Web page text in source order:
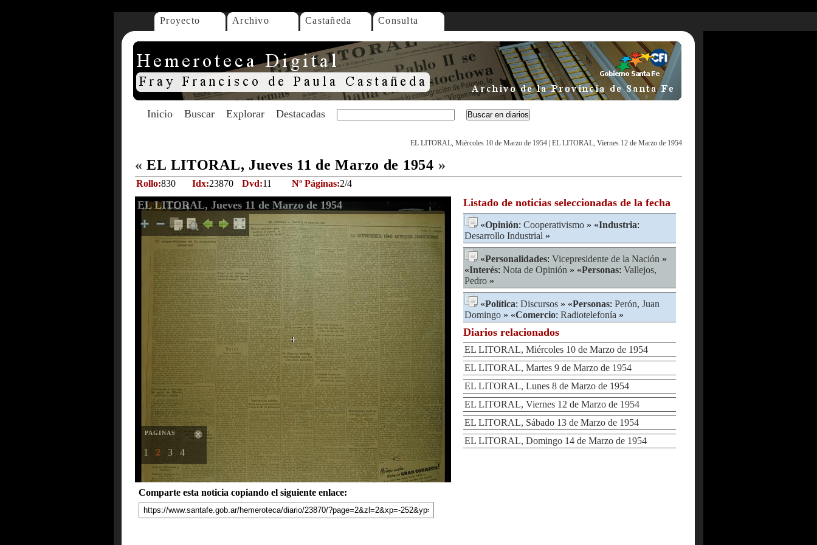
Proyecto Archivo Castañeda Consulta
Inicio Buscar Explorar Destacadas
EL LITORAL, Miércoles 10 de Marzo de 1954 EL LITORAL, Viernes 12 de Marzo de 1954
« EL LITORAL, Jueves 11 de Marzo de 1954 »
Rollo:830 Idx:23870 Dvd:11 Nº Páginas:2/4
EL LITORAL, Jueves 11 de Marzo de 1954
PAGINAS
1 2 3 4
Comparte esta noticia copiando el siguiente enlace:
Listado de noticias seleccionadas de la fecha
«Opinión: Cooperativismo » «Industria:
Desarrollo Industrial »
«Personalidades: Vicepresidente de la Nación »
«Interés: Nota de Opinión » «Personas: Vallejos,
Pedro »
«Política: Discursos » «Personas: Perón, Juan
Domingo » «Comercio: Radiotelefonía »
Diarios relacionados
EL LITORAL, Miércoles 10 de Marzo de 1954
EL LITORAL, Martes 9 de Marzo de 1954
EL LITORAL, Lunes 8 de Marzo de 1954
EL LITORAL, Viernes 12 de Marzo de 1954
EL LITORAL, Sábado 13 de Marzo de 1954
EL LITORAL, Domingo 14 de Marzo de 1954